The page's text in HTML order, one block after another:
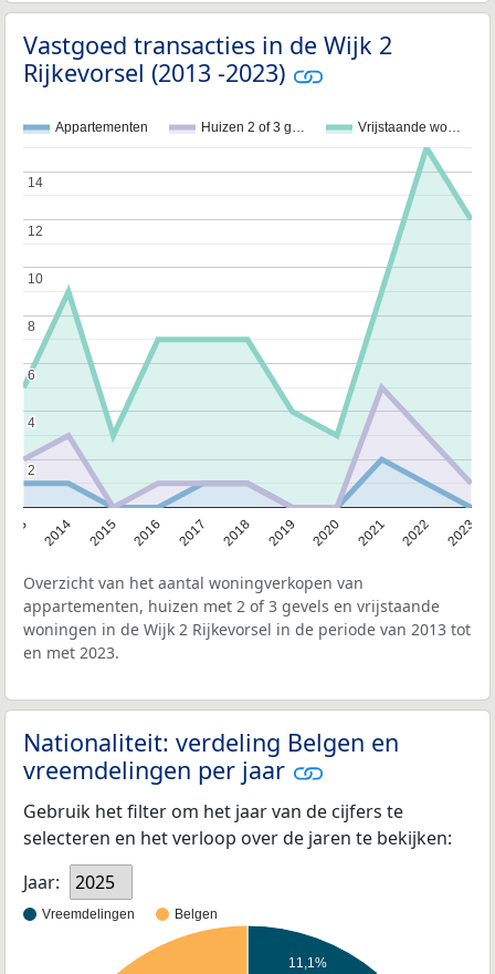
Vastgoed transacties in de Wijk 2
Rijkevorsel (2013 -2023)
Appartementen Huizen 2 of 3 g… Vrijstaande wo…
2014 2015 2016 2017 2018 2019 2020 2021 2022 2023
2
2
4
4
6
6
8
8
10
10
12
12
14
14
Overzicht van het aantal woningverkopen van
appartementen, huizen met 2 of 3 gevels en vrijstaande
woningen in de Wijk 2 Rijkevorsel in de periode van 2013 tot
en met 2023.
Nationaliteit: verdeling Belgen en
vreemdelingen per jaar
Gebruik het filter om het jaar van de cijfers te
selecteren en het verloop over de jaren te bekijken:
Jaar:
2025
Vreemdelingen Belgen
11,1%